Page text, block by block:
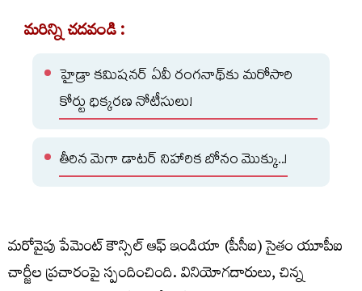
మరిన్ని చదవండి :
హైడ్రా కమిషనర్ ఏవీ రంగనాథ్‌కు మరోసారి
కోర్టు ధిక్కరణ నోటీసులు!
తీరిన మెగా డాటర్ నిహారిక బోనం మొక్కు..!
మరోవైపు పేమెంట్ కౌన్సిల్ ఆఫ్ ఇండియా (పీసీఐ) సైతం యూపీఐ
చార్జీల ప్రచారంపై స్పందించింది. వినియోగదారులు, చిన్న